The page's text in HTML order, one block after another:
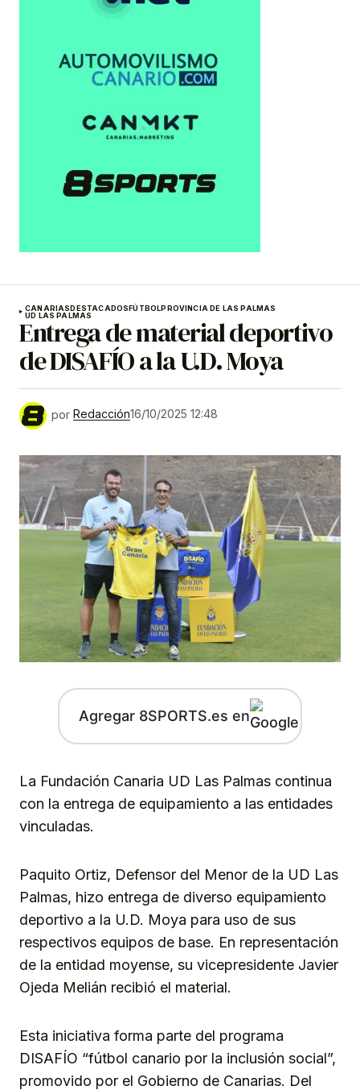
CANARIASDESTACADOSFÚTBOLPROVINCIA DE LAS PALMAS
UD LAS PALMAS
Entrega de material deportivo
de DISAFÍO a la U.D. Moya
por Redacción16/10/2025 12:48
Agregar 8SPORTS.es en
La Fundación Canaria UD Las Palmas continua
con la entrega de equipamiento a las entidades
vinculadas.
Paquito Ortiz, Defensor del Menor de la UD Las
Palmas, hizo entrega de diverso equipamiento
deportivo a la U.D. Moya para uso de sus
respectivos equipos de base. En representación
de la entidad moyense, su vicepresidente Javier
Ojeda Melián recibió el material.
Esta iniciativa forma parte del programa
DISAFÍO “fútbol canario por la inclusión social”,
promovido por el Gobierno de Canarias. Del